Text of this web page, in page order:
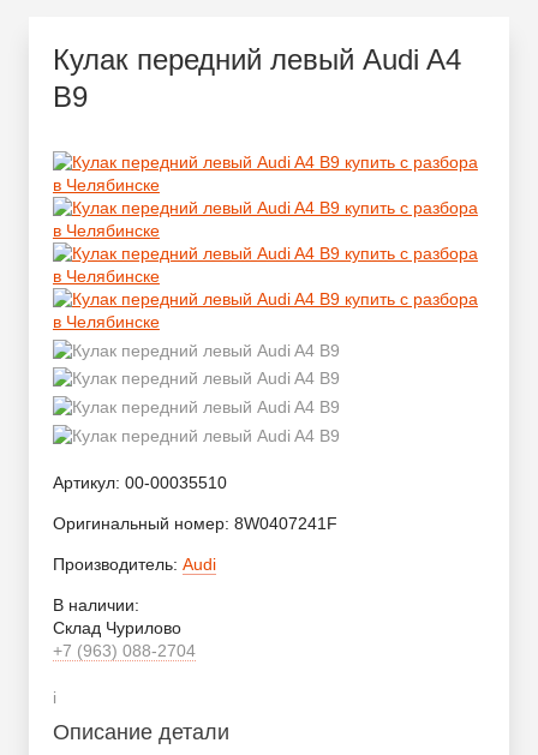
Кулак передний левый Audi A4
B9
Артикул: 00-00035510
Оригинальный номер: 8W0407241F
Производитель: Audi
В наличии:
Склад Чурилово
+7 (963) 088-2704
i
Описание детали